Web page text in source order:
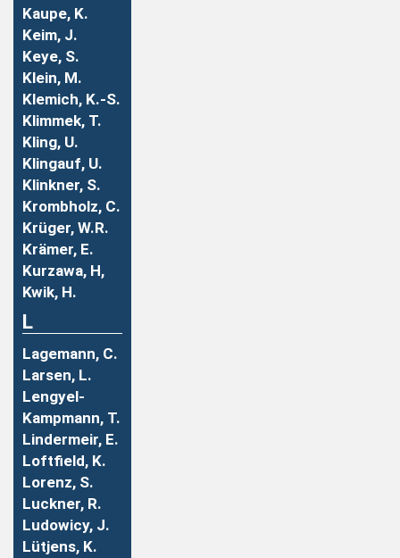
Kaupe, K.
Keim, J.
Keye, S.
Klein, M.
Klemich, K.-S.
Klimmek, T.
Kling, U.
Klingauf, U.
Klinkner, S.
Krombholz, C.
Krüger, W.R.
Krämer, E.
Kurzawa, H,
Kwik, H.
L
Lagemann, C.
Larsen, L.
Lengyel-
Kampmann, T.
Lindermeir, E.
Loftfield, K.
Lorenz, S.
Luckner, R.
Ludowicy, J.
Lütjens, K.